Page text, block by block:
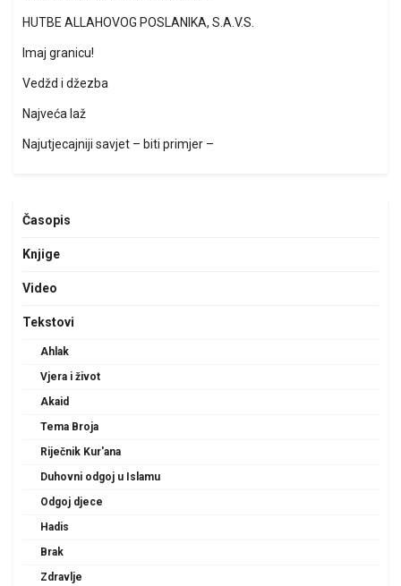
HUTBE ALLAHOVOG POSLANIKA, S.A.V.S.
Imaj granicu!
Vedžd i džezba
Najveća laž
Najutjecajniji savjet – biti primjer –
Časopis
Knjige
Video
Tekstovi
Ahlak
Vjera i život
Akaid
Tema Broja
Riječnik Kur'ana
Duhovni odgoj u Islamu
Odgoj djece
Hadis
Brak
Zdravlje